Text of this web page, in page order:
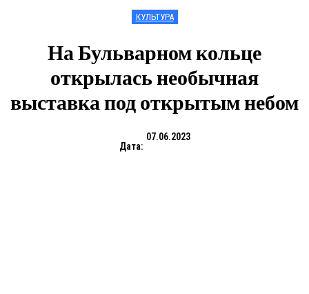
КУЛЬТУРА
На Бульварном кольце
открылась необычная
выставка под открытым небом
Дата:
07.06.2023